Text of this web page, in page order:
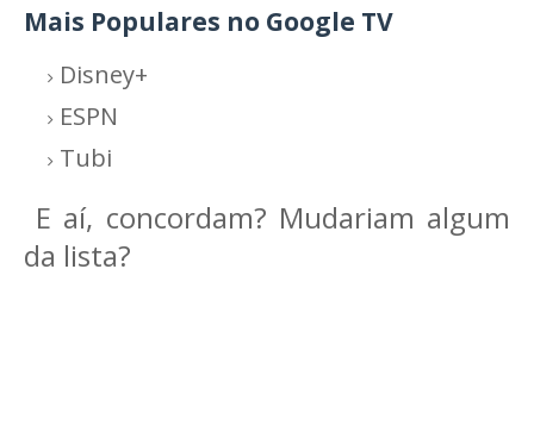
Mais Populares no Google TV
Disney+
ESPN
Tubi
E aí, concordam? Mudariam algum
da lista?